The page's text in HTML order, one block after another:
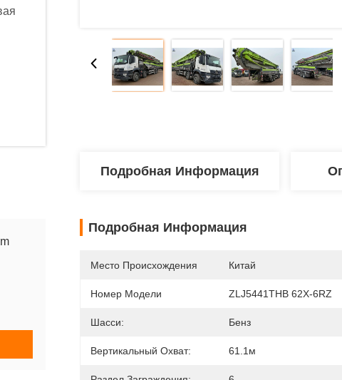
Подробная Информация
Подробная Информация
Место Происхождения Китай
Номер Модели ZLJ5441THB 62X-6RZ
Шасси: Бенз
Вертикальный Охват: 61.1м